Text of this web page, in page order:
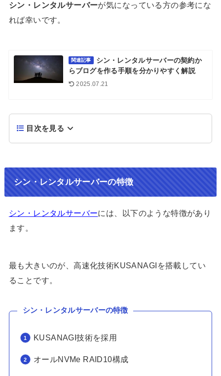
シン・レンタルサーバーが気になっている方の参考にな
れば幸いです。
関連記事
シン・レンタルサーバーの契約か
らブログを作る手順を分かりやすく解説
2025.07.21
目次を見る
シン・レンタルサーバーの特徴
シン・レンタルサーバーには、以下のような特徴があり
ます。
最も大きいのが、高速化技術KUSANAGIを搭載してい
ることです。
シン・レンタルサーバーの特徴
KUSANAGI技術を採用
オールNVMe RAID10構成